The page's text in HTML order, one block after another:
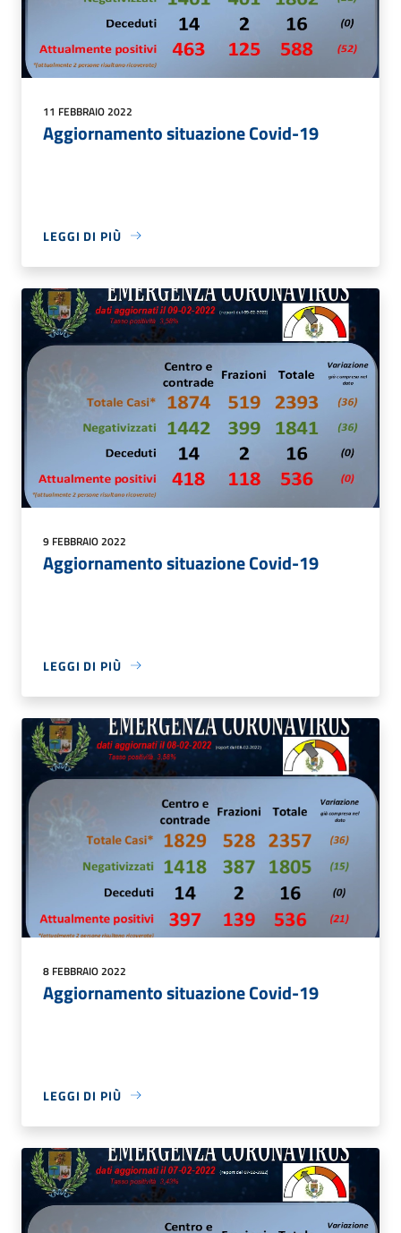
11 FEBBRAIO 2022
Aggiornamento situazione Covid-19
LEGGI DI PIÙ
9 FEBBRAIO 2022
Aggiornamento situazione Covid-19
LEGGI DI PIÙ
8 FEBBRAIO 2022
Aggiornamento situazione Covid-19
LEGGI DI PIÙ